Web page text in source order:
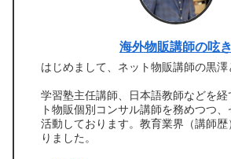
海外物販講師の呟き
はじめまして、ネット物販講師の黒澤
学習塾主任講師、日本語教師などを経
ト物販個別コンサル講師を務めつつ
活動しております。教育業界（講師
りました。